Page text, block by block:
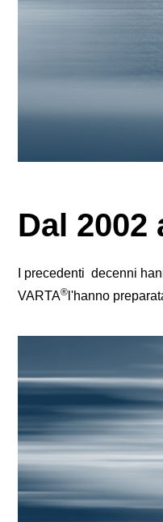
Dal
I precedenti decenni
VARTA® l'hanno